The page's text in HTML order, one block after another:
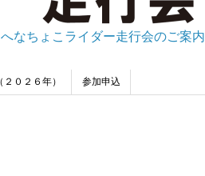
へなちょこライダー走行会のご案内
０２６年） 参加申込